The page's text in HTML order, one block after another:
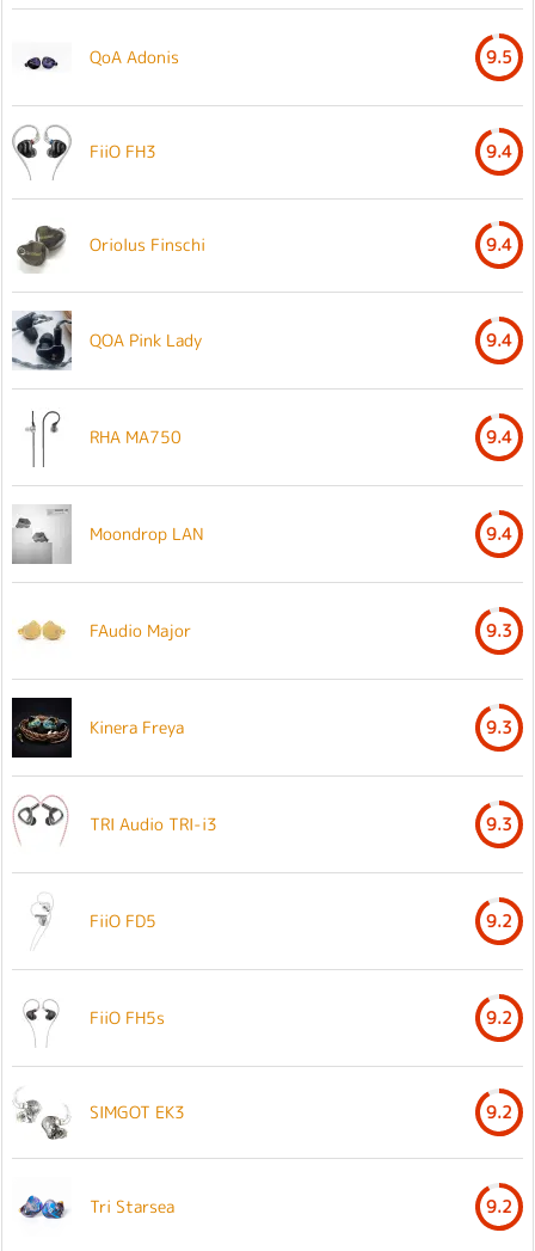
QoA Adonis 9.5
FiiO FH3 9.4
Oriolus Finschi 9.4
QOA Pink Lady 9.4
RHA MA750 9.4
Moondrop LAN 9.4
FAudio Major 9.3
Kinera Freya 9.3
TRI Audio TRI-i3 9.3
FiiO FD5 9.2
FiiO FH5s 9.2
SIMGOT EK3 9.2
Tri Starsea 9.2